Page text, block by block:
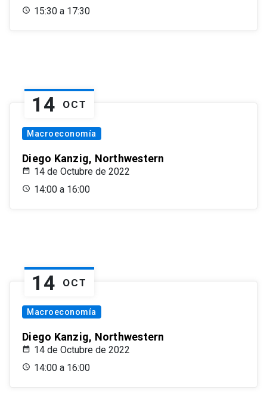
15:30 a 17:30
14 OCT
Macroeconomía
Diego Kanzig, Northwestern
14 de Octubre de 2022
14:00 a 16:00
14 OCT
Macroeconomía
Diego Kanzig, Northwestern
14 de Octubre de 2022
14:00 a 16:00